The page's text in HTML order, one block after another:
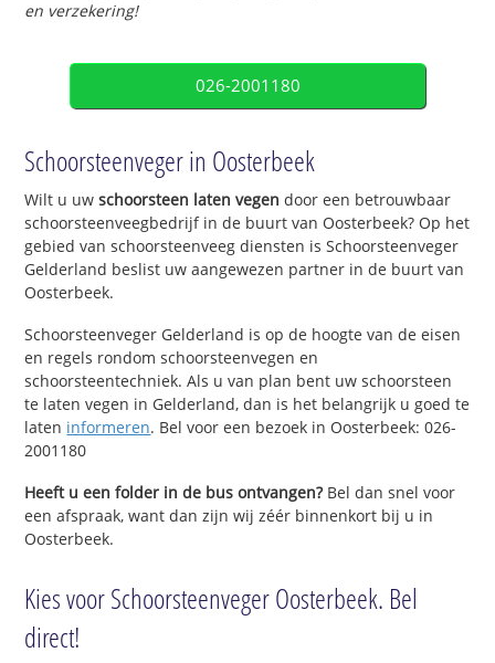
en verzekering!
026-2001180
Schoorsteenveger in Oosterbeek
Wilt u uwschoorsteen laten vegen door een betrouwbaar
schoorsteenveegbedrijf in de buurt van Oosterbeek? Op het
gebied van schoorsteenveeg diensten is Schoorsteenveger
Gelderland beslist uw aangewezen partner in de buurt van
Oosterbeek.
Schoorsteenveger Gelderland is op de hoogte van de eisen
en regels rondom schoorsteenvegen en
schoorsteentechniek. Als u van plan bent uw schoorsteen
te laten vegen in Gelderland, dan is het belangrijk u goed te
laten informeren. Bel voor een bezoek in Oosterbeek: 026-
2001180
Heeft u een folder in de bus ontvangen?Bel dan snel voor
een afspraak, want dan zijn wij zéér binnenkort bij u in
Oosterbeek.
Kies voor Schoorsteenveger Oosterbeek. Bel
direct!